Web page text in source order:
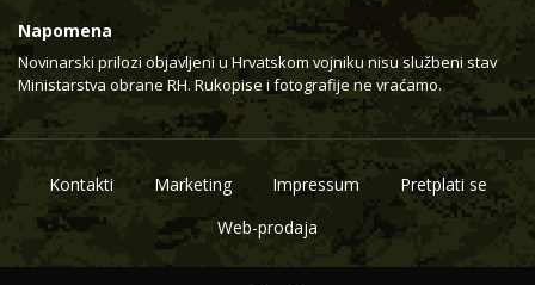
Napomena
Novinarski prilozi objavljeni u Hrvatskom vojniku nisu službeni stav
Ministarstva obrane RH. Rukopise i fotografije ne vraćamo.
Kontakti Marketing Impressum
Pretplati se
Web-prodaja